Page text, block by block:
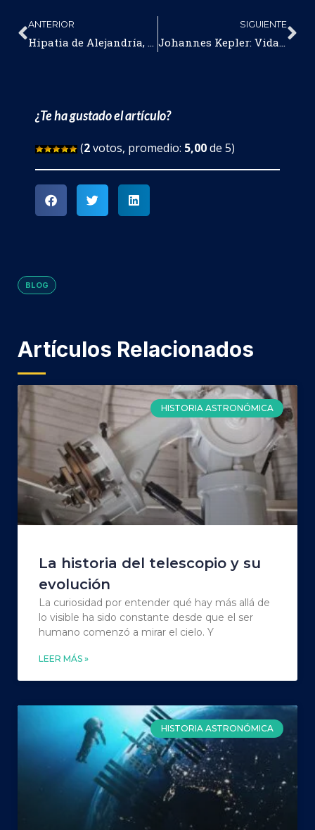
ANTERIOR
Hipatia de Alejandría, una de las primeras astrónomas de la historia
SIGUIENTE
Johannes Kepler: Vida y descubrimientos astronómicos
¿Te ha gustado el artículo?
(2votos, promedio: 5,00de 5)
BLOG
Artículos Relacionados
HISTORIA ASTRONÓMICA
La historia del telescopio y su
evolución
La curiosidad por entender qué hay más allá de
lo visible ha sido constante desde que el ser
humano comenzó a mirar el cielo. Y
LEER MÁS »
HISTORIA ASTRONÓMICA